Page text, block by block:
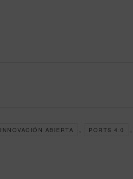
INNOVACIÓN ABIERTA PORTS 4.0